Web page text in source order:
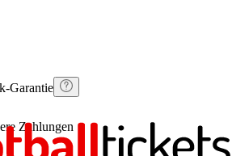
Garantie
Zahlungen